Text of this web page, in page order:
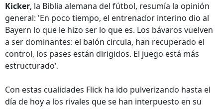
Kicker, la Biblia alemana del fútbol, resumía la opinión
general: 'En poco tiempo, el entrenador interino dio al
Bayern lo que le hizo ser lo que es. Los bávaros vuelven
a ser dominantes: el balón circula, han recuperado el
control, los pases están dirigidos. El juego está más
estructurado'.
Con estas cualidades Flick ha ido pulverizando hasta el
día de hoy a los rivales que se han interpuesto en su